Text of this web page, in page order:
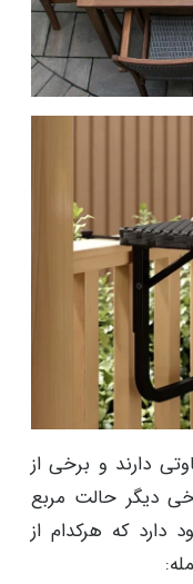
دارند و برخی از
دیگر حالت مربع
که هرکدام از